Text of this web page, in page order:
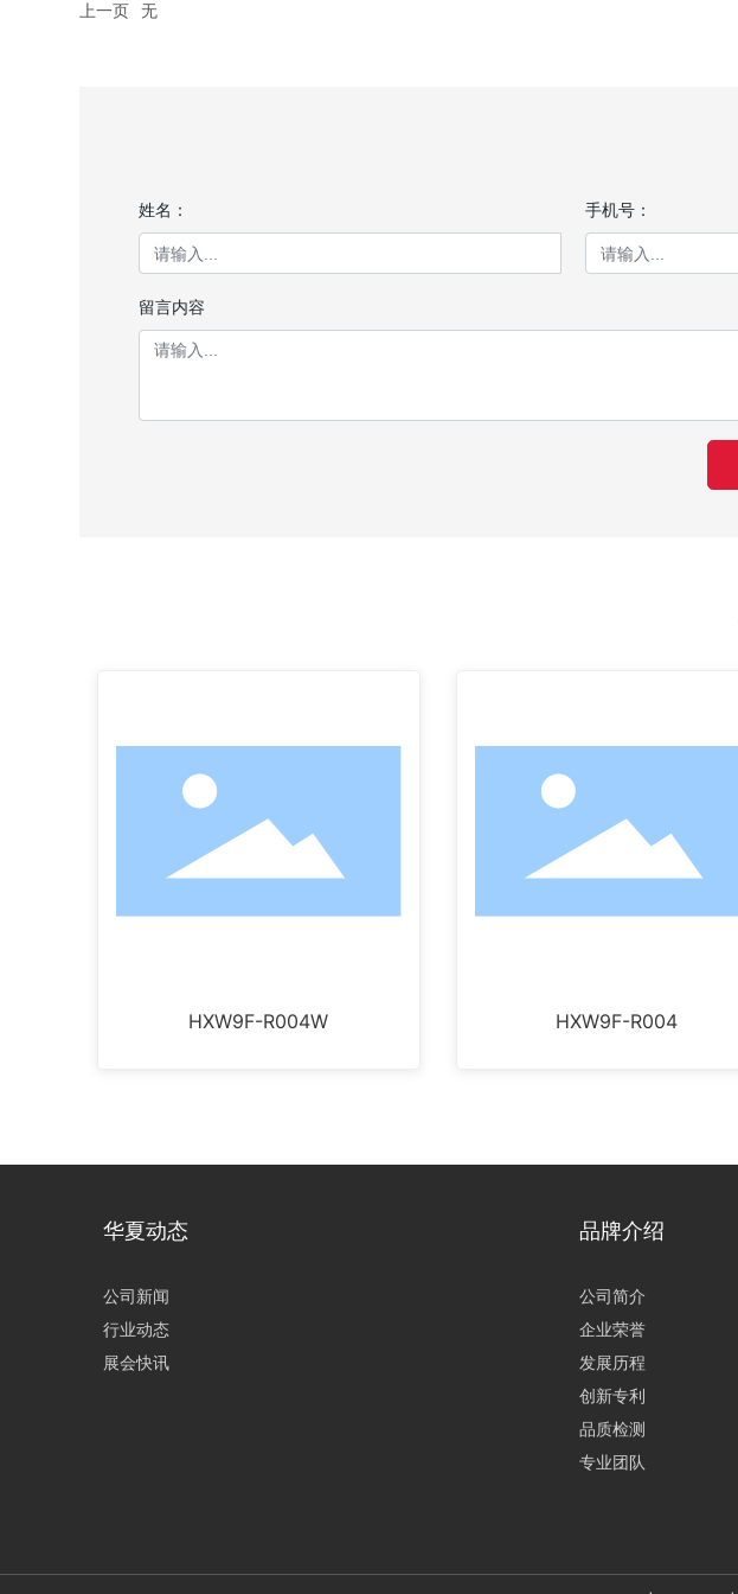
上一页 无
姓名： 手机号：
留言内容
HXW9F-R004W HXW9F-R004
华夏动态
公司新闻
行业动态
展会快讯
品牌介绍
公司简介
企业荣誉
发展历程
创新专利
品质检测
专业团队